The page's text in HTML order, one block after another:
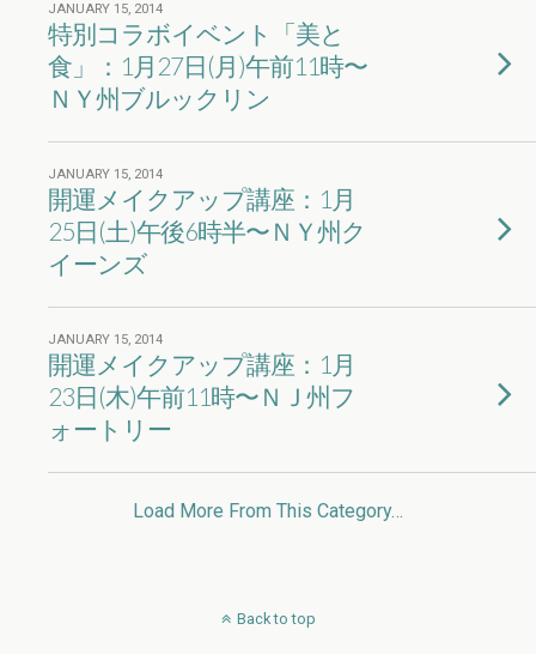
JANUARY 15, 2014
特別コラボイベント「美と
食」：1月27日(月)午前11時〜
ＮＹ州ブルックリン
JANUARY 15, 2014
開運メイクアップ講座：1月
25日(土)午後6時半〜ＮＹ州ク
イーンズ
JANUARY 15, 2014
開運メイクアップ講座：1月
23日(木)午前11時〜ＮＪ州フ
ォートリー
Load More From This Category…
Back to top